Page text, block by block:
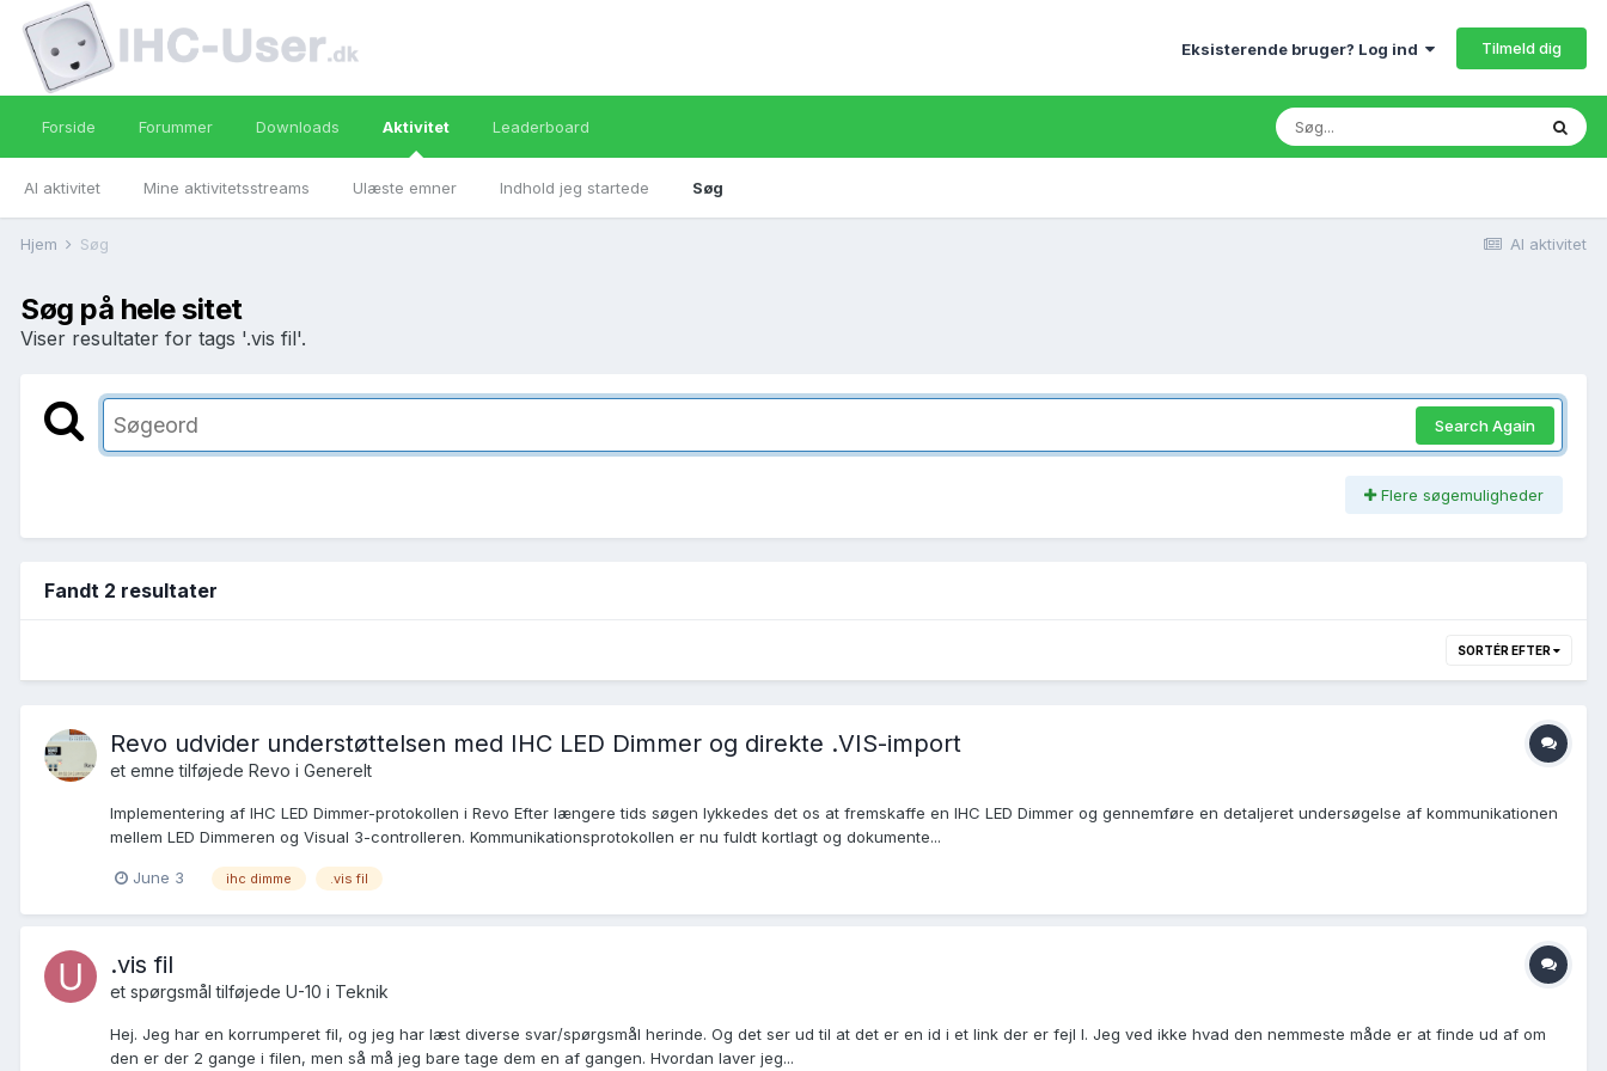
Eksisterende bruger? Log ind Tilmeld dig
Forside Forummer Downloads Aktivitet
Al aktivitet Mine aktivitetsstreams Ulæste emner Indhold jeg startede Søg
Leaderboard
Al aktivitet
Hjem Søg
Søg på hele sitet
Viser resultater for tags '.vis fil'.
Search Again
Flere søgemuligheder
Fandt 2 resultater
SORTÉR EFTER
Revo udvider understøttelsen med IHC LED Dimmer og direkte .VIS-import
et emne tilføjede Revo i Generelt
Implementering af IHC LED Dimmer-protokollen i Revo Efter længere tids søgen lykkedes det os at fremskaffe en IHC LED Dimmer og gennemføre en detaljeret undersøgelse af kommunikationen
mellem LED Dimmeren og Visual 3-controlleren. Kommunikationsprotokollen er nu fuldt kortlagt og dokumente...
June 3 ihc dimme .vis fil
.vis fil
et spørgsmål tilføjede U-10 i Teknik
Hej. Jeg har en korrumperet fil, og jeg har læst diverse svar/spørgsmål herinde. Og det ser ud til at det er en id i et link der er fejl I. Jeg ved ikke hvad den nemmeste måde er at finde ud af om
den er der 2 gange i filen, men så må jeg bare tage dem en af gangen. Hvordan laver jeg...